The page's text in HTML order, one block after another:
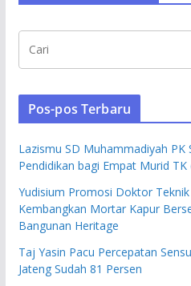
Pos-pos Terbaru
Lazismu SD Muhammadiyah PK
Pendidikan bagi Empat Murid
Yudisium Promosi Doktor Teknik
Kembangkan Mortar Kapur
Bangunan Heritage
Taj Yasin Pacu Percepatan
Jateng Sudah 81 Persen